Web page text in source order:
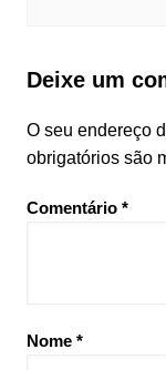
Deixe um
O seu endereço
obrigatórios são
Comentário *
Nome *